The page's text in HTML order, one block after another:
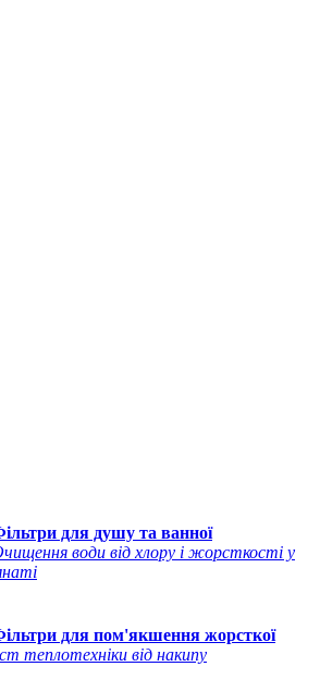
для душу та ванної
води від хлору і жорсткості у
для пом'якшення жорсткої
теплотехніки від накипу